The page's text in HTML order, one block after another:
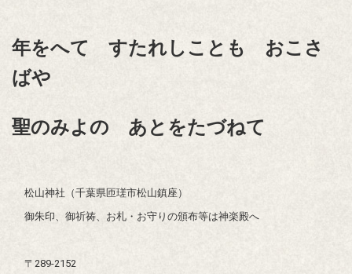
年をへて すたれしことも
おこさ
ばや
聖のみよの あとをたづねて
松山神社（千葉県匝瑳市松山鎮座）
御朱印、御祈祷、お札・お守りの頒布等は神楽殿へ
〒289-2152